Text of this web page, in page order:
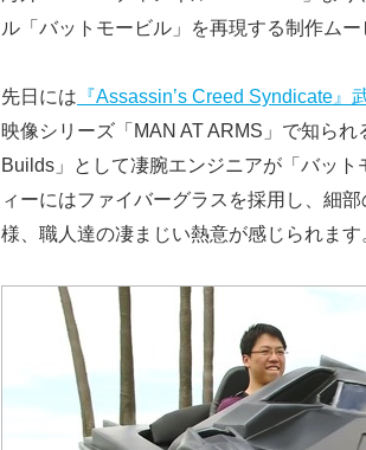
ル「バットモービル」を再現する制作ムー
先日には 『Assassin’s Creed Syndicate』
映像シリーズ「MAN AT ARMS」で知ら
Builds」として凄腕エンジニアが「バッ
ィーにはファイバーグラスを採用し、細
様、職人達の凄まじい熱意が感じられます